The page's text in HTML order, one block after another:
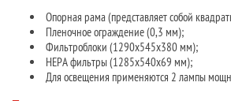
Опорная рама (представляет собой
Пленочное ограждение (0,3 мм);
Фильтроблоки (1290х545х380 мм);
HEPA фильтры (1285х540х69 мм);
Для освещения применяются 2 лампы